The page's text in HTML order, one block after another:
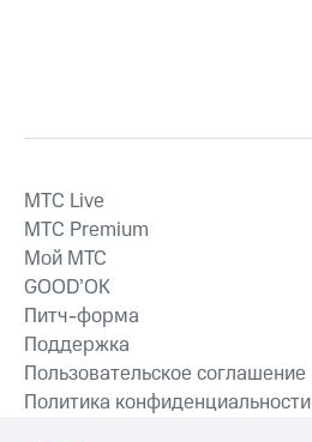
MTС Live
MTС Premium
Мой МТС
GOOD’OK
Питч-форма
Поддержка
Пользовательское соглашение
Политика конфиденциальности